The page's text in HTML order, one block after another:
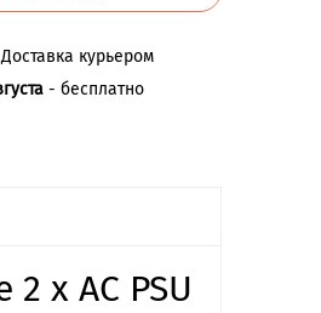
Доставка курьером
- бесплатно
x AC PSU